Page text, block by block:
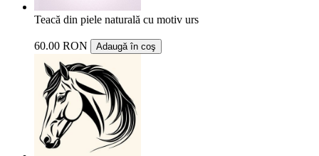
Teacă din piele naturală cu motiv urs
60.00 RON Adaugă în coş